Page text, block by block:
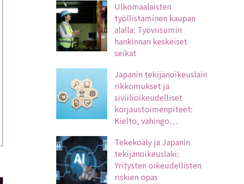
Ulkomaalaisten
työllistäminen kaupan
alalla: Työviisumin
hankinnan keskeiset
seikat
Japanin tekijänoikeuslain
rikkomukset ja
siviilioikeudelliset
korjaustoimenpiteet:
Kielto, vahingo…
Tekekoäly ja Japanin
tekijänoikeuslaki:
Yritysten oikeudellisten
riskien opas